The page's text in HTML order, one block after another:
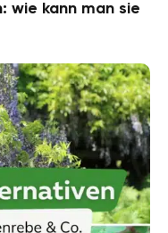
wie kann man sie